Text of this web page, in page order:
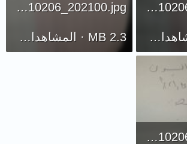
IMG_20210206_202053.jpg
1.8 MB · المشاهدات: 251
IMG_20210206_202100.jpg
2.3 MB · المشاهدات: 275
IMG_20210206_202122.jpg